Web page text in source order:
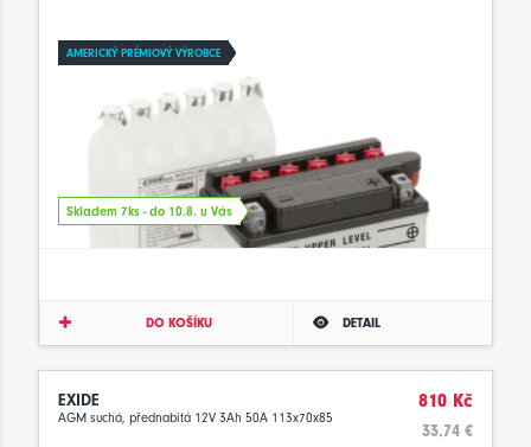
AMERICKÝ PRÉMIOVÝ VÝROBCE
Skladem 7ks - do 10.8. u Vás
DO KOŠÍKU DETAIL
EXIDE
AGM suchá, přednabitá 12V 3Ah 50A 113x70x85
810 Kč
33.74 €